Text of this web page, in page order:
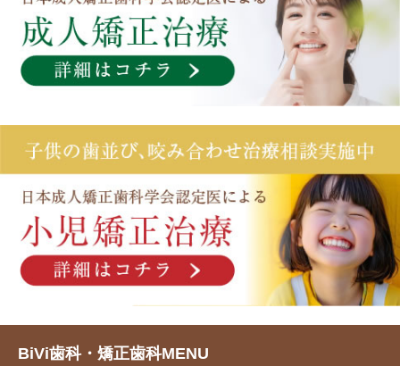
BiVi歯科・矯正歯科MENU